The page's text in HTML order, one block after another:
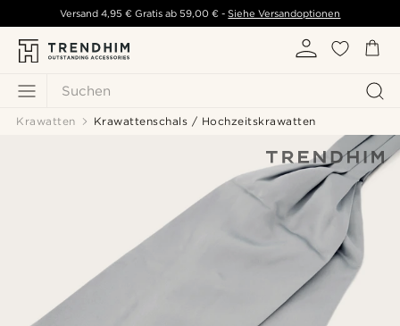
Suchen
Versand 4,95 € Gratis ab 59,00 € - Siehe Versandoptionen
Krawatten Krawattenschals / Hochzeitskrawatten